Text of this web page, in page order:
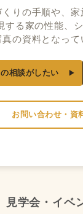
りの手順や、
する家の性能、
真の資料となっ
相談がしたい
お問い合わせ・資
見学会・イベ